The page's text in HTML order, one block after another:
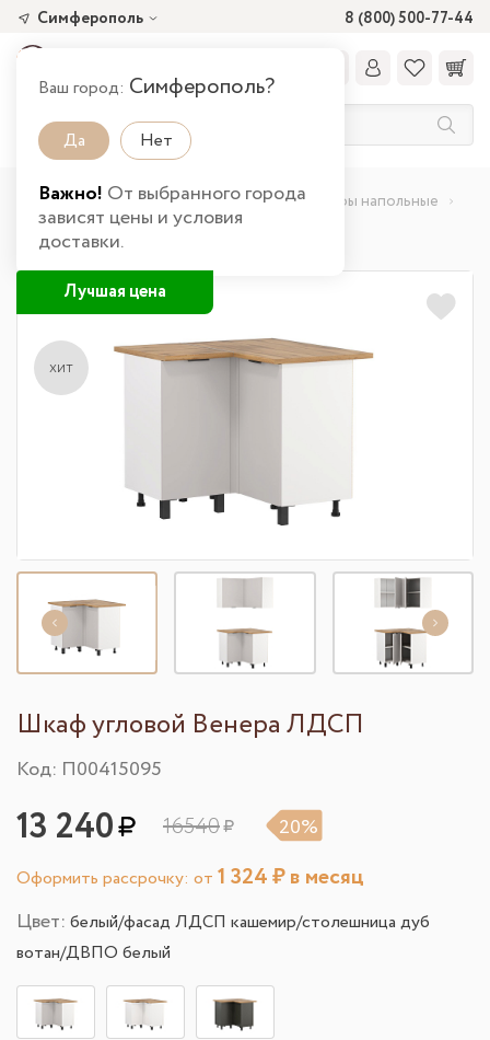
8 (800) 500-77-44
Симферополь
Ваш город: Симферополь?
Да Нет
Важно! От выбранного города
зависят цены и условия
доставки.
Главная Каталог товаров Кухня
Шкафы напольные
Шкаф угловой Венера ЛДСП в Симферополе
Лучшая цена
хит
Шкаф угловой Венера ЛДСП
Код: П00415095
13 240 16540 20%
Оформить рассрочку: от 1 324₽ в месяц
Цвет: белый/фасад ЛДСП кашемир/столешница дуб
вотан/ДВПО белый